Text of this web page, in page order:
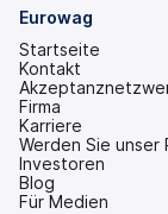
Eurowag
Startseite
Kontakt
Firma
Karriere
Werden Sie unser
Investoren
(wird
in
Blog
Für Medien